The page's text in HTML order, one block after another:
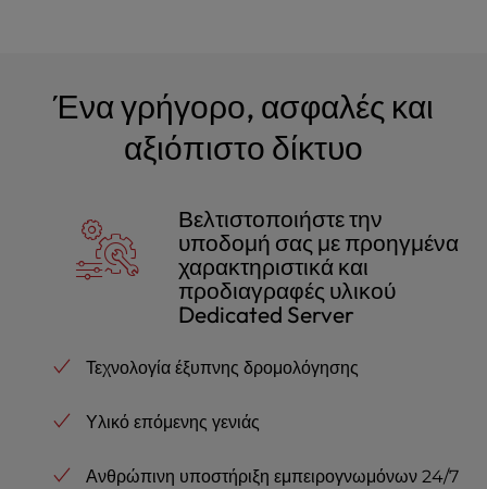
Ένα γρήγορο, ασφαλές και
αξιόπιστο δίκτυο
Βελτιστοποιήστε την
υποδομή σας με προηγμένα
χαρακτηριστικά και
προδιαγραφές υλικού
Dedicated Server
Τεχνολογία έξυπνης δρομολόγησης
Υλικό επόμενης γενιάς
Ανθρώπινη υποστήριξη εμπειρογνωμόνων 24/7